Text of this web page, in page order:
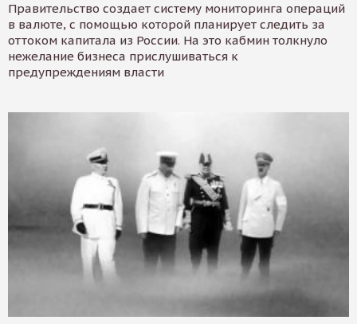
Правительство создает систему мониторинга операций
в валюте, с помощью которой планирует следить за
оттоком капитала из России. На это кабмин толкнуло
нежелание бизнеса прислушиваться к
предупреждениям власти